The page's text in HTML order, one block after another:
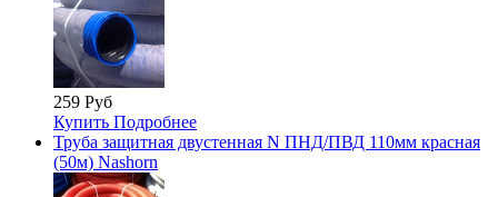
259 Руб
Купить Подробнее
Труба защитная двустенная N ПНД/ПВД 110мм красная
(50м) Nashorn